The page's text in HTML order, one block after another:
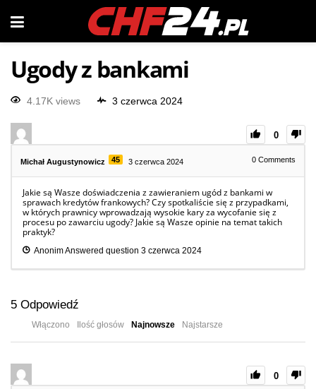
Ugody z bankami
4.17K views 3 czerwca 2024
0
Michał Augustynowicz 45 3 czerwca 2024 0 Comments
Jakie są Wasze doświadczenia z zawieraniem ugód z bankami w
sprawach kredytów frankowych? Czy spotkaliście się z przypadkami,
w których prawnicy wprowadzają wysokie kary za wycofanie się z
procesu po zawarciu ugody? Jakie są Wasze opinie na temat takich
praktyk?
AnonimAnswered question 3 czerwca 2024
5 Odpowiedź
Włączono Ilość głosów Najnowsze Najstarsze
0